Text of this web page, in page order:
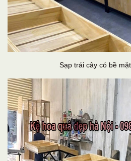
Sạp trái cây có bề